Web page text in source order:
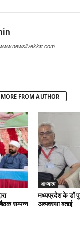
MORE FROM AUTHOR
सम्पन्न
आध्यात्म
मध्यप्रदेश के डॉ
अव्यवस्था बताई